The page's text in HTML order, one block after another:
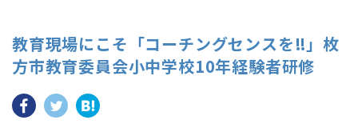
教育現場にこそ「コーチングセンスを‼」枚
方市教育委員会小中学校10年経験者研修